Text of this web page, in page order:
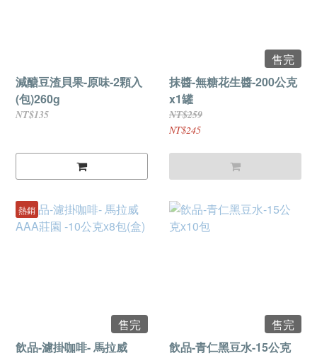
減醣豆渣貝果-原味-2顆入
(包)260g
NT$135
售完
抹醬-無糖花生醬-200公克
x1罐
NT$259
NT$245
熱銷
售完
飲品-濾掛咖啡- 馬拉威
售完
飲品-青仁黑豆水-15公克